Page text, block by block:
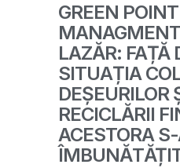
GREEN POINT
LAZĂR: FAȚĂ
SITUAȚIA
DEȘEURILOR
RECICLĂRII
ACESTORA